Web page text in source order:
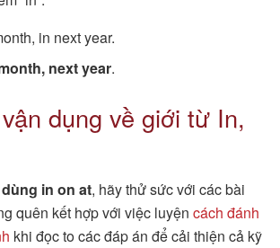
in next year.
next year.
dụng về giới từ In,
in on at, hãy thử sức với các bài
quên kết hợp với việc luyện cách đánh
khi đọc to các đáp án để cải thiện cả kỹ